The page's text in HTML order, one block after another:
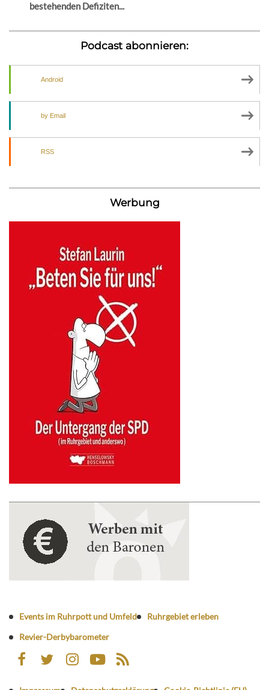
bestehenden Defiziten...
Podcast abonnieren:
Android
by Email
RSS
Werbung
Events im Ruhrpott und Umfeld
Ruhrgebiet erleben
Revier-Derbybarometer